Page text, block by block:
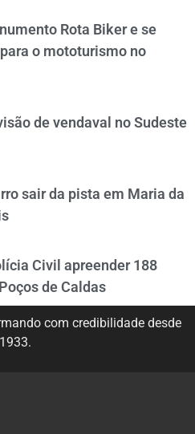
Rota Biker e se
o mototurismo no
de vendaval no Sudeste
sair da pista em Maria da
Civil apreender 188
de Caldas
com credibilidade desde
1933.